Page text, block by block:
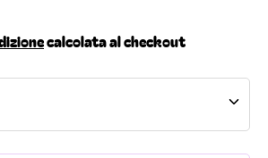
calcolata al checkout